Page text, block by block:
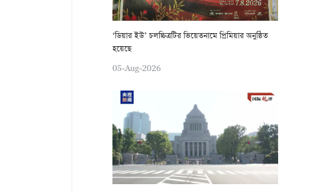
‘ডিয়ার ইউ’ চলচ্চিত্রটির ভিয়েতনামে প্রিমিয়ার অনুষ্ঠিত
হয়েছে
05-Aug-2026